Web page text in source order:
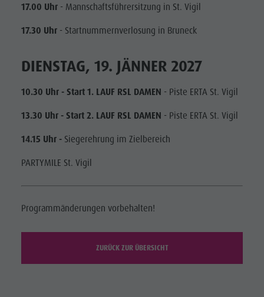
17.00 Uhr - Mannschaftsführersitzung in St. Vigil
17.30 Uhr - Startnummernverlosung in Bruneck
DIENSTAG, 19. JÄNNER 2027
10.30 Uhr - Start 1. LAUF RSL DAMEN - Piste ERTA St. Vigil
13.30 Uhr - Start 2. LAUF RSL DAMEN - Piste ERTA St. Vigil
14.15 Uhr - Siegerehrung im Zielbereich
PARTYMILE St. Vigil
Programmänderungen vorbehalten!
ZURÜCK ZUR ÜBERSICHT